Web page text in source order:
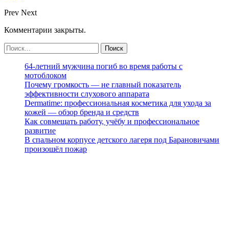
Prev Next
Комментарии закрыты.
64-летний мужчина погиб во время работы с
мотоблоком
Почему громкость — не главный показатель
эффективности слухового аппарата
Dermatime: профессиональная косметика для ухода за
кожей — обзор бренда и средств
Как совмещать работу, учёбу и профессиональное
развитие
В спальном корпусе детского лагеря под Барановичами
произошёл пожар